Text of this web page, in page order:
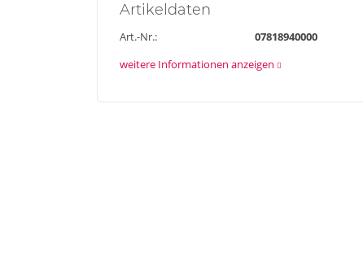
Artikeldaten
Art.-Nr.:
07818940000
weitere Informationen anzeigen